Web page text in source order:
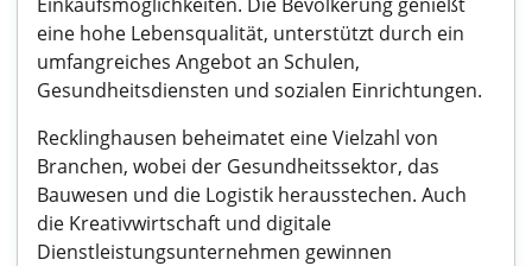
eine hohe Lebensqualität, unterstützt durch ein
umfangreiches Angebot an Schulen,
Gesundheitsdiensten und sozialen Einrichtungen.
Recklinghausen beheimatet eine Vielzahl von
Branchen, wobei der Gesundheitssektor, das
Bauwesen und die Logistik herausstechen. Auch
die Kreativwirtschaft und digitale
Dienstleistungsunternehmen gewinnen